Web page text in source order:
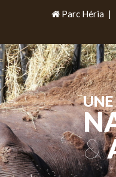
Parc Héria |
UNE
&